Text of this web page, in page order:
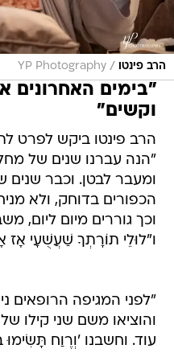
הרב פינטו /
YP Photography
"בימים האחרונים
וקשים"
הרב פינטו ביקש לפרט
"הנה עברנו שנים של
ומעבר לבטן. וכבר שנים
הכפורים בדוחק, ולא
וכך גוררים מיום ליום,
ו"לוּלֵי תוֹרָתְךָ שַׁעֲשֻׁעָי אָז
"לפני המגיפה הרופאים
והוציאו משם שני קילו
עוד. וחשבנו 'וְרֶוַח תָּשִׂימוּ